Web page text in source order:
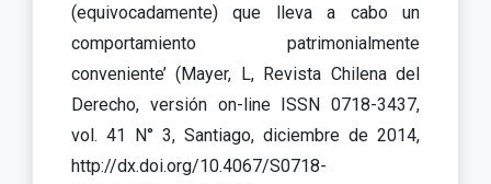
(equivocadamente) que lleva a cabo un
comportamiento patrimonialmente
conveniente’ (Mayer, L, Revista Chilena del
Derecho, versión on-line ISSN 0718-3437,
vol. 41 N° 3, Santiago, diciembre de 2014,
http://dx.doi.org/10.4067/S0718-